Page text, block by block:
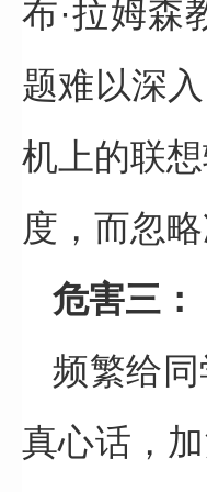
布·拉姆森
题难以深
机上的联
度，而忽
危害三
频繁给
真心话，